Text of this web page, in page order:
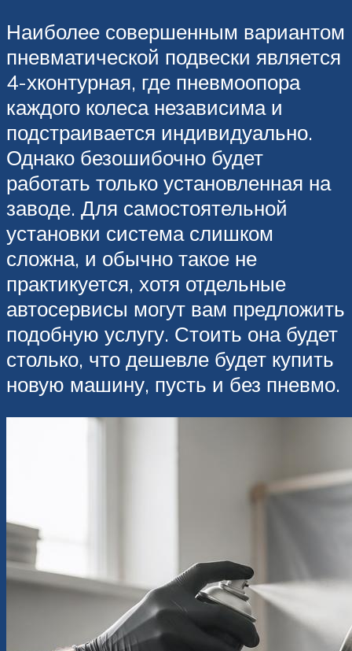
Наиболее совершенным вариантом
пневматической подвески является
4-хконтурная, где пневмоопора
каждого колеса независима и
подстраивается индивидуально.
Однако безошибочно будет
работать только установленная на
заводе. Для самостоятельной
установки система слишком
сложна, и обычно такое не
практикуется, хотя отдельные
автосервисы могут вам предложить
подобную услугу. Стоить она будет
столько, что дешевле будет купить
новую машину, пусть и без пневмо.